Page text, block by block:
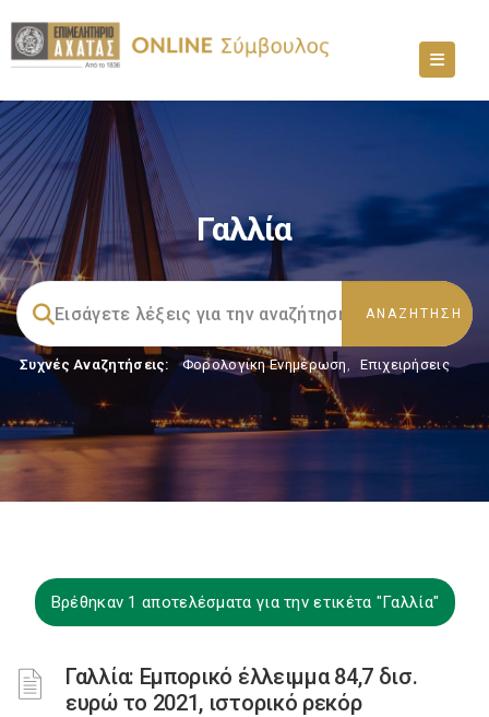
Γαλλία
Συχνές Αναζητήσεις: Φορολογικη Ενημέρωση , Επιχειρήσεις
Βρέθηκαν 1 αποτελέσματα για την ετικέτα "Γαλλία"
Γαλλία: Εμπορικό έλλειμμα 84,7 δισ.
ευρώ το 2021, ιστορικό ρεκόρ